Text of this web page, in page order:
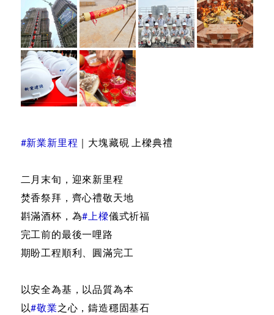
#新業新里程 ｜大塊藏硯 上樑典禮
二月末旬，迎來新里程
焚香祭拜，齊心禮敬天地
斟滿酒杯，為#上樑儀式祈福
完工前的最後一哩路
期盼工程順利、圓滿完工
以安全為基，以品質為本
以#敬業之心，鑄造穩固基石